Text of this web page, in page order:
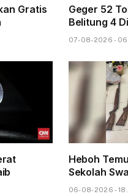
Gratis
Geger 52
Belitung 4
07-08-2026 -
Heboh
Sekolah
06-08-2026 -